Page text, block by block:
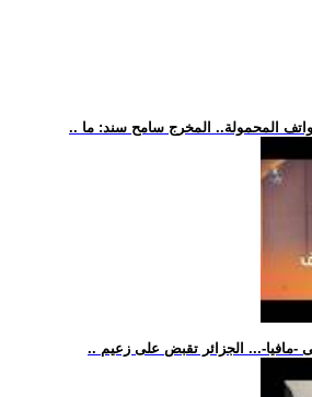
المحمولة.. المخرج سامح سند: ما
-مافيا-... الجزائر تقبض على زعيم